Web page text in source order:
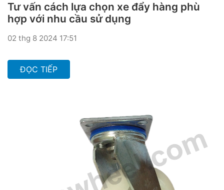
Tư vấn cách lựa chọn xe đẩy hàng phù
hợp với nhu cầu sử dụng
02 thg 8 2024 17:51
ĐỌC TIẾP